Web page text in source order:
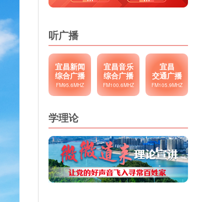
听广播
宜昌新闻
综合广播
FM95.6MHZ
宜昌音乐
综合广播
FM100.6MHZ
宜昌
交通广播
FM105.9MHZ
学理论